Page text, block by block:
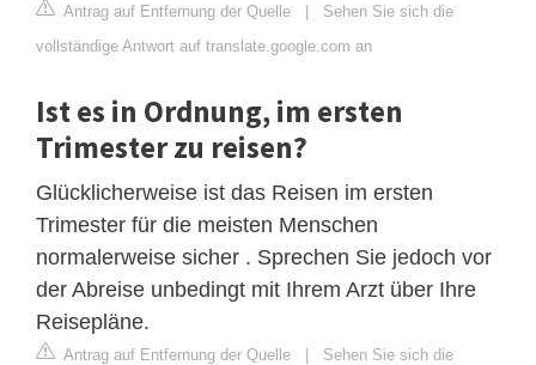
Antrag auf Entfernung der Quelle | Sehen Sie sich die
vollständige Antwort auf translate.google.com an
Ist es in Ordnung, im ersten
Trimester zu reisen?
Glücklicherweise ist das Reisen im ersten
Trimester für die meisten Menschen
normalerweise sicher . Sprechen Sie jedoch vor
der Abreise unbedingt mit Ihrem Arzt über Ihre
Reisepläne.
Antrag auf Entfernung der Quelle | Sehen Sie sich die